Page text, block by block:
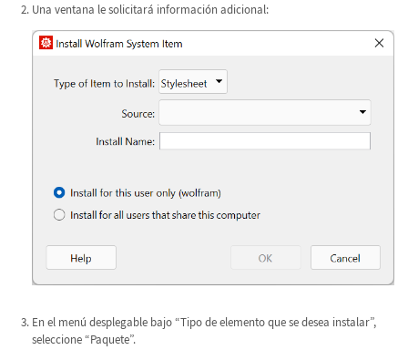
Una ventana le solicitará información adicional:
En el menú desplegable bajo “Tipo de elemento que se desea instalar”,
seleccione “Paquete”.